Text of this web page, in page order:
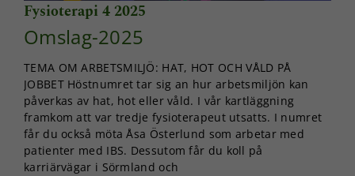
Fysioterapi 4 2025
Omslag-2025
TEMA OM ARBETSMILJÖ: HAT, HOT OCH VÅLD PÅ
JOBBET Höstnumret tar sig an hur arbetsmiljön kan
påverkas av hat, hot eller våld. I vår kartläggning
framkom att var tredje fysioterapeut utsatts. I numret
får du också möta Åsa Österlund som arbetar med
patienter med IBS. Dessutom får du koll på
karriärvägar i Sörmland och